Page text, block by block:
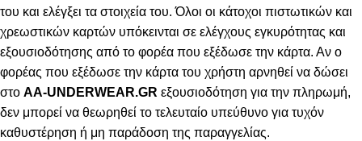
του και ελέγξει τα στοιχεία του. Όλοι οι κάτοχοι πιστωτικών και
χρεωστικών καρτών υπόκεινται σε ελέγχους εγκυρότητας και
εξουσιοδότησης από το φορέα που εξέδωσε την κάρτα. Αν ο
φορέας που εξέδωσε την κάρτα του χρήστη αρνηθεί να δώσει
στο AA-UNDERWEAR.GR εξουσιοδότηση για την πληρωμή,
δεν μπορεί να θεωρηθεί το τελευταίο υπεύθυνο για τυχόν
καθυστέρηση ή μη παράδοση της παραγγελίας.